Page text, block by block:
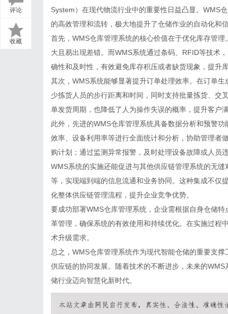
评论
收藏
System）在现代物流行业中的重要性日益凸显。WMS
的高效管理和流转，极大地提升了仓储作业的自动化和
首先，WMS仓库管理系统的核心价值在于优化库存管
大且易出现差错。而WMS系统通过条码、RFID等技术
确性和及时性，有效避免库存积压或者缺货现象，提升
其次，WMS系统能够显著提升订单处理效率。在订单
少拣货人员的步行距离和时间，同时支持批量拣货、交
单发货周期，也降低了人为操作失误的概率，提升客户
此外，先进的WMS仓库管理系统具备数据分析和预警
效率、设备利用率等进行全面统计和分析，协助管理者
购计划；通过监测异常报警，及时处理设备故障或人员
WMS系统的实施还能促进与其他供应链管理系统的无
等，实现端到端的信息流通和业务协同。这种集成不仅
化整体供应链管理流程，提升企业竞争优势。
要成功部署WMS仓库管理系统，企业需根据自身仓储
革管理，确保系统的有效使用和持续优化。在实施过程
术升级需求。
总之，WMS仓库管理系统作为现代智能仓储的重要支
供应链的协同发展。随着技术的不断进步，未来的
储行业迈向智慧化新时代。